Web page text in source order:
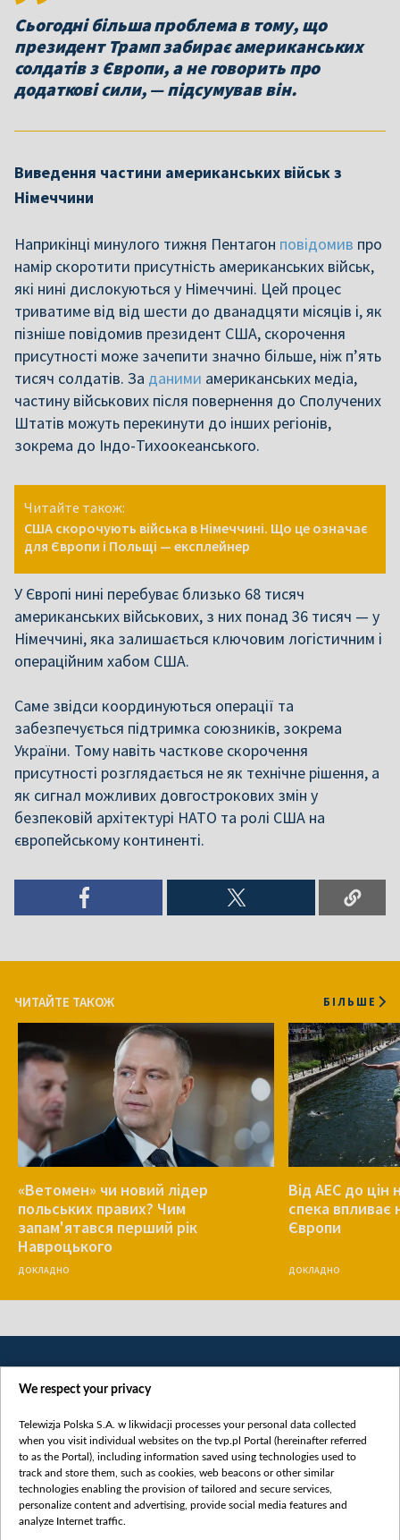
Сьогодні більша проблема в тому, що
президент Трамп забирає американських
солдатів з Європи, а не говорить про
додаткові сили, — підсумував він.
Виведення частини американських військ з
Німеччини
Наприкінці минулого тижня Пентагон повідомив про
намір скоротити присутність американських військ,
які нині дислокуються у Німеччині. Цей процес
триватиме від від шести до дванадцяти місяців і, як
пізніше повідомив президент США, скорочення
присутності може зачепити значно більше, ніж п’ять
тисяч солдатів. За даними американських медіа,
частину військових після повернення до Сполучених
Штатів можуть перекинути до інших регіонів,
зокрема до Індо-Тихоокеанського.
Читайте також:
США скорочують війська в Німеччині. Що це означає
для Європи і Польщі — експлейнер
У Європі нині перебуває близько 68 тисяч
американських військових, з них понад 36 тисяч — у
Німеччині, яка залишається ключовим логістичним і
операційним хабом США.
Саме звідси координуються операції та
забезпечується підтримка союзників, зокрема
України. Тому навіть часткове скорочення
присутності розглядається не як технічне рішення, а
як сигнал можливих довгострокових змін у
безпековій архітектурі НАТО та ролі США на
європейському континенті.
ЧИТАЙТЕ ТАКОЖ БІЛЬШЕ
«Ветомен» чи новий лідер
польських правих? Чим
запам'ятався перший рік
Навроцького
ДОКЛАДНО
Від АЕС до цін
спека впливає
Європи
ДОКЛАДНО
Категорії
Новини
We respect your privacy
Telewizja Polska S.A. w likwidacji processes your personal data collected
when you visit individual websites on the tvp.pl Portal (hereinafter referred
to as the Portal), including information saved using technologies used to
track and store them, such as cookies, web beacons or other similar
technologies enabling the provision of tailored and secure services,
personalize content and advertising, provide social media features and
analyze Internet traffic.